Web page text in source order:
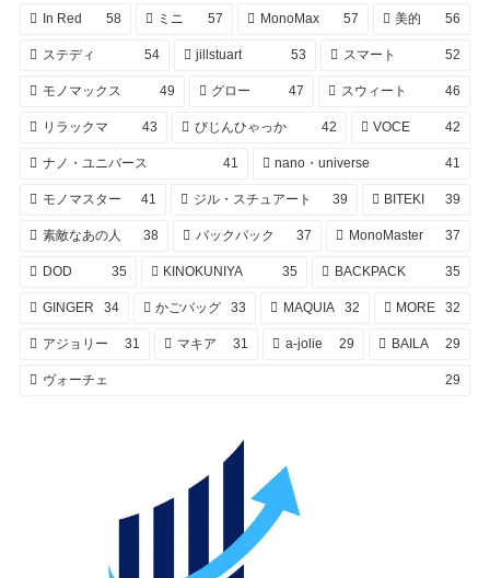
In Red 58 ミニ 57 MonoMax 57 美的 56
ステディ 54 jillstuart 53 スマート 52
モノマックス 49 グロー 47 スウィート 46
リラックマ 43 びじんひゃっか 42 VOCE 42
ナノ・ユニバース 41 nano・universe 41
モノマスター 41 ジル・スチュアート 39 BITEKI 39
素敵なあの人 38 バックパック 37 MonoMaster 37
DOD 35 KINOKUNIYA 35 BACKPACK 35
GINGER 34 かごバッグ 33 MAQUIA 32 MORE 32
アジョリー 31 マキア 31 a-jolie 29 BAILA 29
ヴォーチェ 29